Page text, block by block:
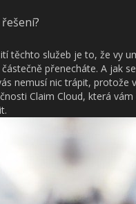
těchto služeb je to, že vy
přenecháte. A jak
nemusí nic trápit, protože
Claim Cloud, která